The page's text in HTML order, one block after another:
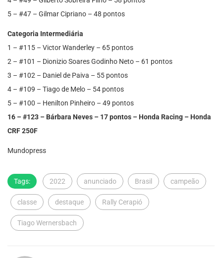
5 – #47 – Gilmar Cipriano – 48 pontos
Categoria Intermediária
1 – #115 – Victor Wanderley – 65 pontos
2 – #101 – Dionizio Soares Godinho Neto – 61 pontos
3 – #102 – Daniel de Paiva – 55 pontos
4 – #109 – Tiago de Melo – 54 pontos
5 – #100 – Henilton Pinheiro – 49 pontos
16 – #123 – Bárbara Neves – 17 pontos – Honda Racing – Honda
CRF 250F
Mundopress
Tags: 2022 anunciado Brasil campeão
classe destaque Rally Cerapió
Tiago Wernersbach